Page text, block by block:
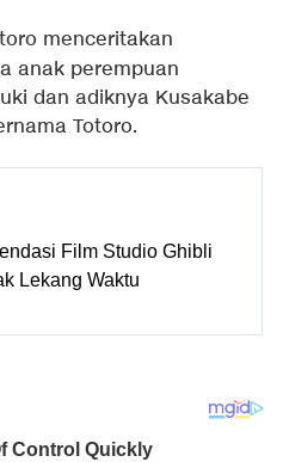
menceritakan
anak perempuan
dan adiknya Kusakabe
Totoro.
Film Studio Ghibli
Lekang Waktu